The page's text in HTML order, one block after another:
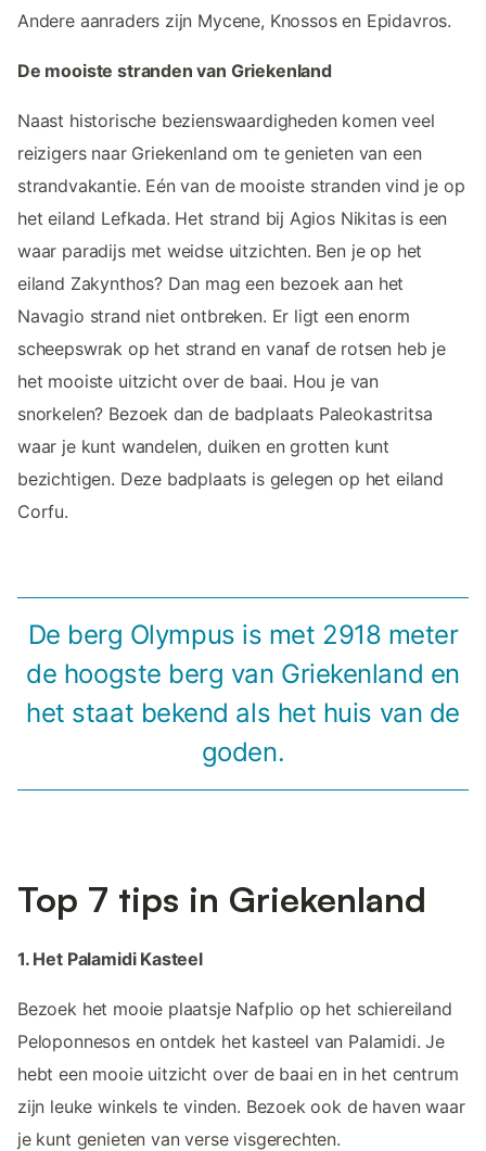
Andere aanraders zijn Mycene, Knossos en Epidavros.
De mooiste stranden van Griekenland
Naast historische bezienswaardigheden komen veel
reizigers naar Griekenland om te genieten van een
strandvakantie. Eén van de mooiste stranden vind je op
het eiland Lefkada. Het strand bij Agios Nikitas is een
waar paradijs met weidse uitzichten. Ben je op het
eiland Zakynthos? Dan mag een bezoek aan het
Navagio strand niet ontbreken. Er ligt een enorm
scheepswrak op het strand en vanaf de rotsen heb je
het mooiste uitzicht over de baai. Hou je van
snorkelen? Bezoek dan de badplaats Paleokastritsa
waar je kunt wandelen, duiken en grotten kunt
bezichtigen. Deze badplaats is gelegen op het eiland
Corfu.
De berg Olympus is met 2918 meter
de hoogste berg van Griekenland en
het staat bekend als het huis van de
goden.
Top 7 tips in Griekenland
1. Het Palamidi Kasteel
Bezoek het mooie plaatsje Nafplio op het schiereiland
Peloponnesos en ontdek het kasteel van Palamidi. Je
hebt een mooie uitzicht over de baai en in het centrum
zijn leuke winkels te vinden. Bezoek ook de haven waar
je kunt genieten van verse visgerechten.